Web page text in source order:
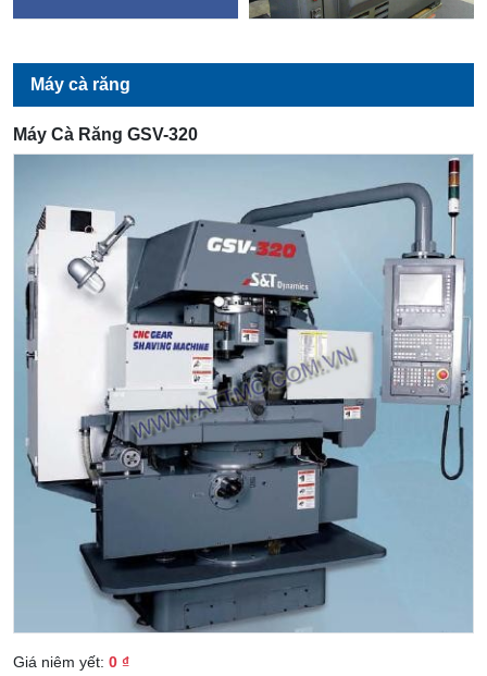
Máy cà răng
Máy Cà Răng GSV-320
Giá niêm yết: 0 ₫